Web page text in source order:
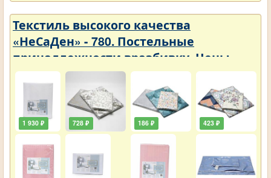
Текстиль высокого качества
«НеСаДен» - 780. Постельные
принадлежности вразбивку. Цены
упали
1 930 ₽ 728 ₽ 186 ₽ 423 ₽